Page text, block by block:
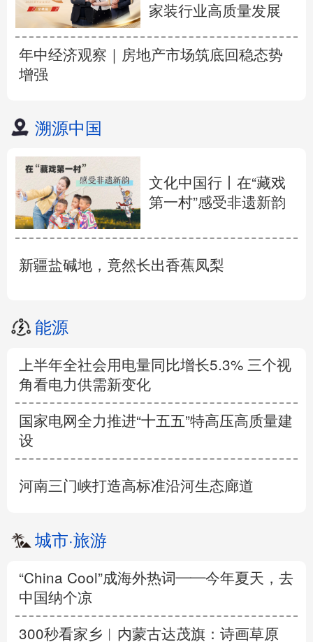
家装行业高质量发展
年中经济观察｜房地产市场筑底回稳态势
增强
溯源中国
文化中国行丨在“藏戏
第一村”感受非遗新韵
新疆盐碱地，竟然长出香蕉凤梨
能源
上半年全社会用电量同比增长5.3% 三个视
角看电力供需新变化
国家电网全力推进“十五五”特高压高质量建
设
河南三门峡打造高标准沿河生态廊道
城市·旅游
“China Cool”成海外热词——今年夏天，去
中国纳个凉
300秒看家乡︱内蒙古达茂旗：诗画草原